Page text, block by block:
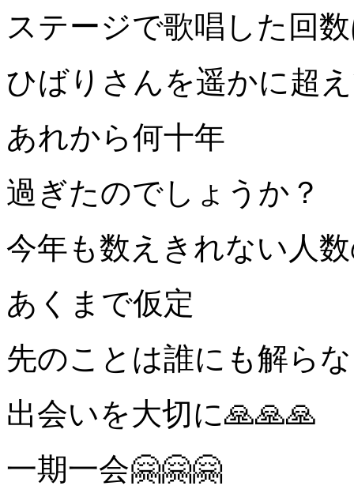
ステージで歌唱した回
ひばりさんを遥かに超
あれから何十年
過ぎたのでしょうか？
今年も数えきれない人
あくまで仮定
先のことは誰にも解ら
出会いを大切に🙏🙏🙏
一期一会🤗🤗🤗